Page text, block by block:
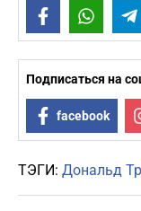
Facebook
Подписаться на
facebook
ТЭГИ: Дональд